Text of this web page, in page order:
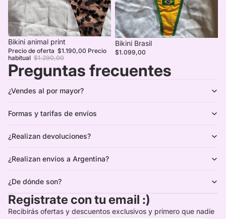
Oferta
Bikini animal print
Precio de oferta $1.190,00 Precio
habitual $1.290,00
Bikini Brasil
$1.099,00
Preguntas frecuentes
¿Vendes al por mayor?
Formas y tarifas de envíos
¿Realizan devoluciones?
¿Realizan envíos a Argentina?
¿De dónde son?
Registrate con tu email :)
Recibirás ofertas y descuentos exclusivos y primero que nadie